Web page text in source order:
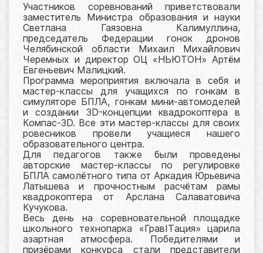
Участников соревнований приветствовали
заместитель Министра образования и науки
Светлана Гаязовна Калимуллина,
председатель Федерации гонок дронов
Челябинской области Михаил Михайлович
Черемных и директор ОЦ «НЬЮТОН» Артём
Евгеньевич Малицкий.
Программа мероприятия включала в себя и
мастер-классы для учащихся по гонкам в
симуляторе БПЛА, гонкам мини-автомоделей
и создании 3D-концепции квадрокоптера в
Компас-3D. Все эти мастер-классы для своих
ровесников провели учащиеся нашего
образовательного центра.
Для педагогов также были проведены
авторские мастер-классы по регулировке
БПЛА самолётного типа от Аркадия Юрьевича
Латышева и прочностным расчётам рамы
квадрокоптера от Арслана Салаватовича
Кучукова.
Весь день на соревновательной площадке
школьного технопарка «ГравITация» царила
азартная атмосфера. Победителями и
призёрами конкурса стали представители